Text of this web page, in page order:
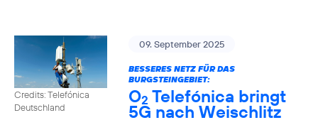
Credits: Telefónica
Deutschland
09. September 2025
BESSERES NETZ FÜR DAS
BURGSTEINGEBIET:
O2 Telefónica bringt
5G nach Weischlitz